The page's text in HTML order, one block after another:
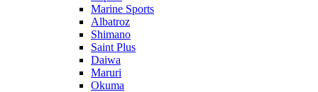
Marine Sports
Albatroz
Shimano
Saint Plus
Daiwa
Maruri
Okuma